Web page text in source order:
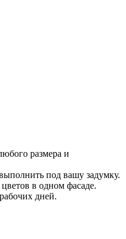
размера и
под вашу задумку.
в одном фасаде.
дней.